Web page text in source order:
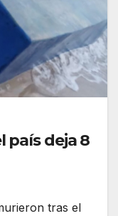
país deja 8
tras el